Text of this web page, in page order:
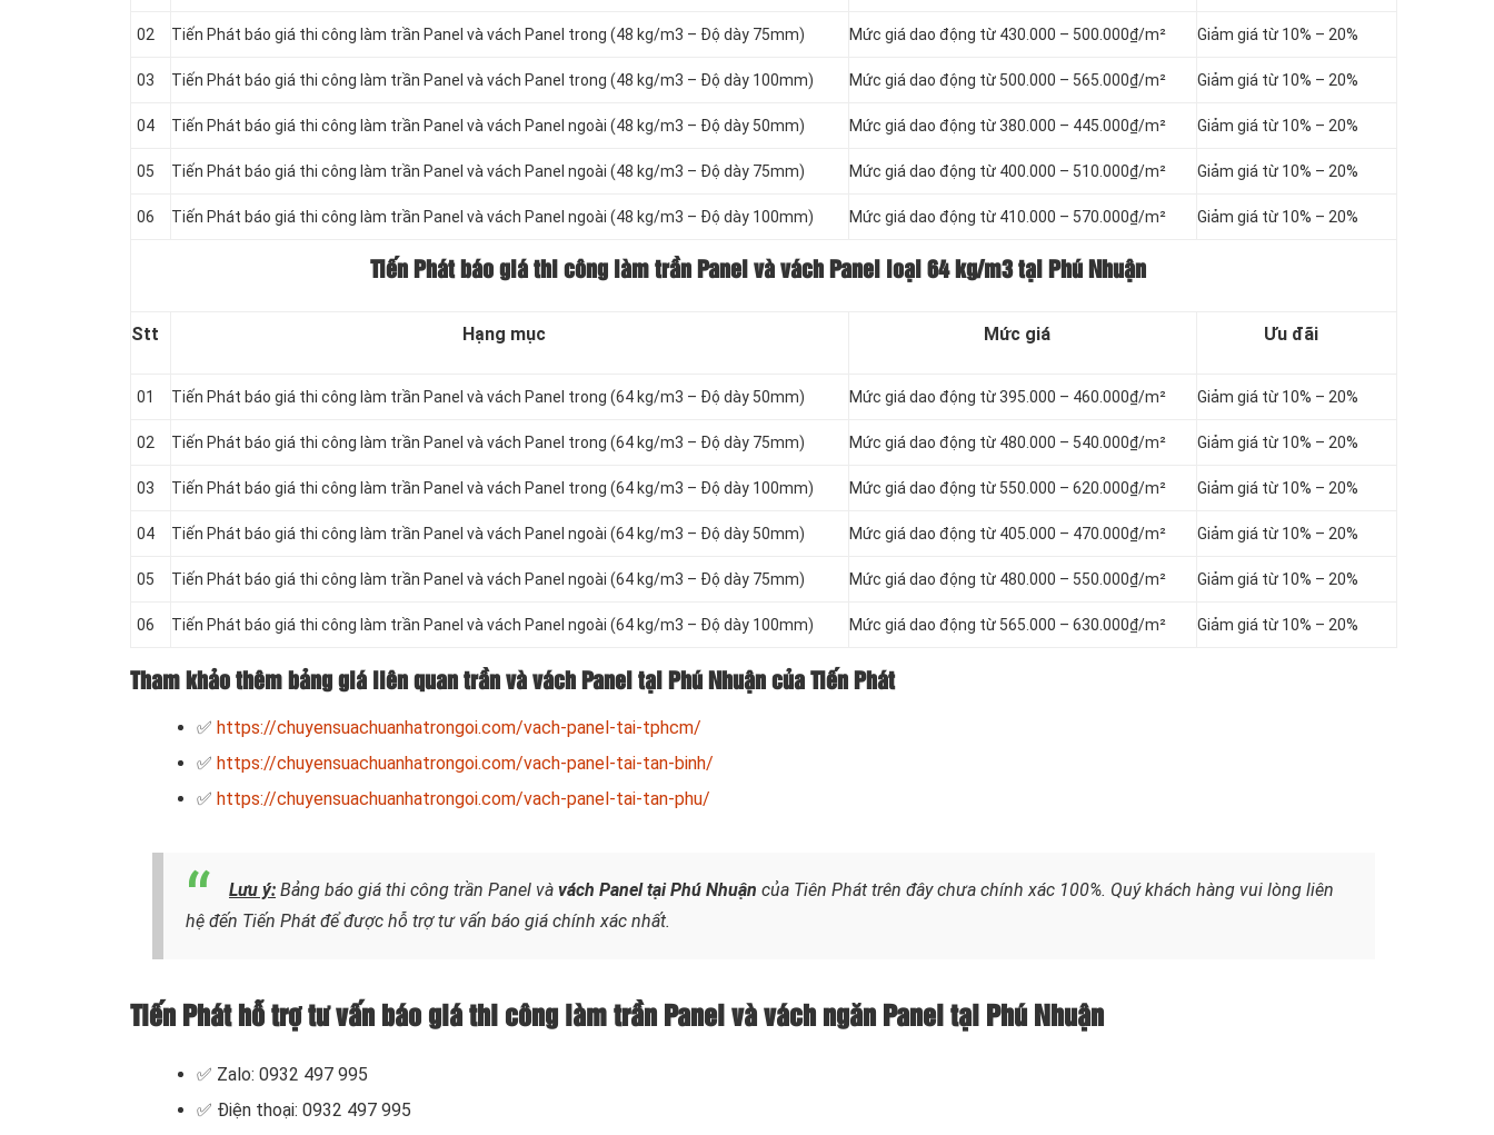
02 Tiến Phát báo giá thi công làm trần Panel và vách Panel trong (48 kg/m3 – Độ dày 75mm) Mức giá dao động từ 430.000 – 500.000₫/m² Giảm giá từ 10% – 20%
03 Tiến Phát báo giá thi công làm trần Panel và vách Panel trong (48 kg/m3 – Độ dày 100mm) Mức giá dao động từ 500.000 – 565.000₫/m² Giảm giá từ 10% – 20%
04 Tiến Phát báo giá thi công làm trần Panel và vách Panel ngoài (48 kg/m3 – Độ dày 50mm) Mức giá dao động từ 380.000 – 445.000₫/m² Giảm giá từ 10% – 20%
05 Tiến Phát báo giá thi công làm trần Panel và vách Panel ngoài (48 kg/m3 – Độ dày 75mm) Mức giá dao động từ 400.000 – 510.000₫/m² Giảm giá từ 10% – 20%
06 Tiến Phát báo giá thi công làm trần Panel và vách Panel ngoài (48 kg/m3 – Độ dày 100mm) Mức giá dao động từ 410.000 – 570.000₫/m² Giảm giá từ 10% – 20%
Tiến Phát báo giá thi công làm trần Panel và vách Panel loại 64 kg/m3 tại Phú Nhuận
Stt Hạng mục Mức giá Ưu đãi
01 Tiến Phát báo giá thi công làm trần Panel và vách Panel trong (64 kg/m3 – Độ dày 50mm) Mức giá dao động từ 395.000 – 460.000₫/m² Giảm giá từ 10% – 20%
02 Tiến Phát báo giá thi công làm trần Panel và vách Panel trong (64 kg/m3 – Độ dày 75mm) Mức giá dao động từ 480.000 – 540.000₫/m² Giảm giá từ 10% – 20%
03 Tiến Phát báo giá thi công làm trần Panel và vách Panel trong (64 kg/m3 – Độ dày 100mm) Mức giá dao động từ 550.000 – 620.000₫/m² Giảm giá từ 10% – 20%
04 Tiến Phát báo giá thi công làm trần Panel và vách Panel ngoài (64 kg/m3 – Độ dày 50mm) Mức giá dao động từ 405.000 – 470.000₫/m² Giảm giá từ 10% – 20%
05 Tiến Phát báo giá thi công làm trần Panel và vách Panel ngoài (64 kg/m3 – Độ dày 75mm) Mức giá dao động từ 480.000 – 550.000₫/m² Giảm giá từ 10% – 20%
06 Tiến Phát báo giá thi công làm trần Panel và vách Panel ngoài (64 kg/m3 – Độ dày 100mm) Mức giá dao động từ 565.000 – 630.000₫/m² Giảm giá từ 10% – 20%
Tham khảo thêm bảng giá liên quan trần và vách Panel tại Phú Nhuận của Tiến Phát
✅ https://chuyensuachuanhatrongoi.com/vach-panel-tai-tphcm/
✅ https://chuyensuachuanhatrongoi.com/vach-panel-tai-tan-binh/
✅ https://chuyensuachuanhatrongoi.com/vach-panel-tai-tan-phu/
Lưu ý: Bảng báo giá thi công trần Panel và vách Panel tại Phú Nhuận của Tiên Phát trên đây chưa chính xác 100%. Quý khách hàng vui lòng liên
hệ đến Tiến Phát để được hỗ trợ tư vấn báo giá chính xác nhất.
Tiến Phát hỗ trợ tư vấn báo giá thi công làm trần Panel và vách ngăn Panel tại Phú Nhuận
✅ Zalo: 0932 497 995
✅ Điện thoại: 0932 497 995